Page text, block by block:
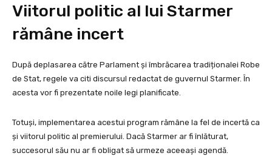
Viitorul politic al lui Starmer
rămâne incert
După deplasarea către Parlament și îmbrăcarea tradiționalei Robe
de Stat, regele va citi discursul redactat de guvernul Starmer. În
acesta vor fi prezentate noile legi planificate.
Totuși, implementarea acestui program rămâne la fel de incertă ca
și viitorul politic al premierului. Dacă Starmer ar fi înlăturat,
succesorul său nu ar fi obligat să urmeze aceeași agendă.